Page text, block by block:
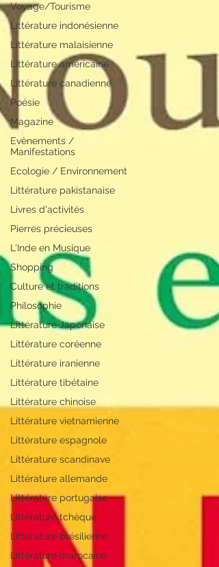
Voyage/Tourisme
Littérature indonésienne
Littérature malaisienne
Littérature américaine
Littérature canadienne
Poésie
Magazine
Evènements /
Manifestations
Ecologie / Environnement
Littérature pakistanaise
Livres d'activités
Pierres précieuses
L'Inde en Musique
Shopping
Culture et traditions
Philosophie
Littérature Japonaise
Littérature coréenne
Littérature iranienne
Littérature tibétaine
Littérature chinoise
Littérature vietnamienne
Littérature espagnole
Littérature scandinave
Littérature allemande
Littérature portugaise
Littérature tchèque
Littérature brésilienne
Littérature marocaine